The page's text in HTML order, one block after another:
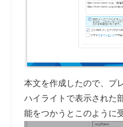
本文を作成したので、プ
ハイライトで表示された
能をつかうとこのように